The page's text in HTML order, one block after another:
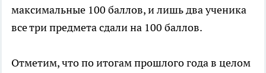
максимальные 100 баллов, и лишь два ученика
все три предмета сдали на 100 баллов.
Отметим, что по итогам прошлого года в целом